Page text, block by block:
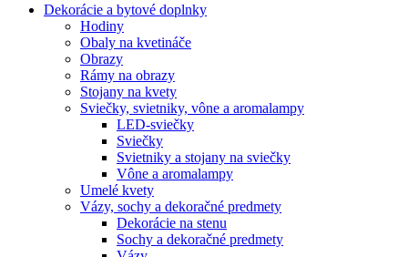
Dekorácie a bytové doplnky
Hodiny
Obaly na kvetináče
Obrazy
Rámy na obrazy
Stojany na kvety
Sviečky, svietniky, vône a aromalampy
LED-sviečky
Sviečky
Svietniky a stojany na sviečky
Vône a aromalampy
Umelé kvety
Vázy, sochy a dekoračné predmety
Dekorácie na stenu
Sochy a dekoračné predmety